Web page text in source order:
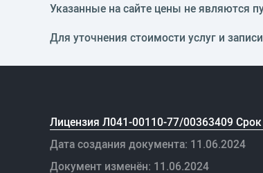
Указанные на сайте цены не являются
Для уточнения стоимости услуг и
Лицензия Л041-00110-77/00363409 Срок
Дата создания документа: 11.06.2024
Документ изменён: 11.06.2024